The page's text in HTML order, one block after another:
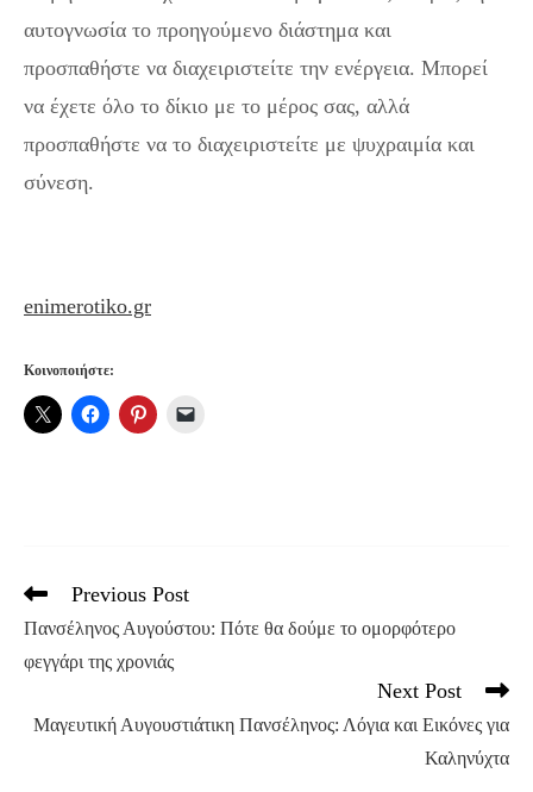
αυτογνωσία το προηγούμενο διάστημα και
προσπαθήστε να διαχειριστείτε την ενέργεια. Μπορεί
να έχετε όλο το δίκιο με το μέρος σας, αλλά
προσπαθήστε να το διαχειριστείτε με ψυχραιμία και
σύνεση.
enimerotiko.gr
Κοινοποιήστε:
Read
articles
Previous Post
Πανσέληνος Αυγούστου: Πότε θα δούμε το ομορφότερο
φεγγάρι της χρονιάς
Next Post
Μαγευτική Αυγουστιάτικη Πανσέληνος: Λόγια και Εικόνες για
Καληνύχτα